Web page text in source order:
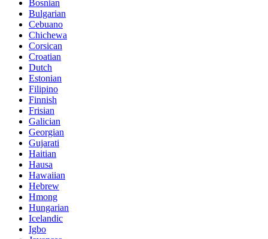
Bosnian
Bulgarian
Cebuano
Chichewa
Corsican
Croatian
Dutch
Estonian
Filipino
Finnish
Frisian
Galician
Georgian
Gujarati
Haitian
Hausa
Hawaiian
Hebrew
Hmong
Hungarian
Icelandic
Igbo